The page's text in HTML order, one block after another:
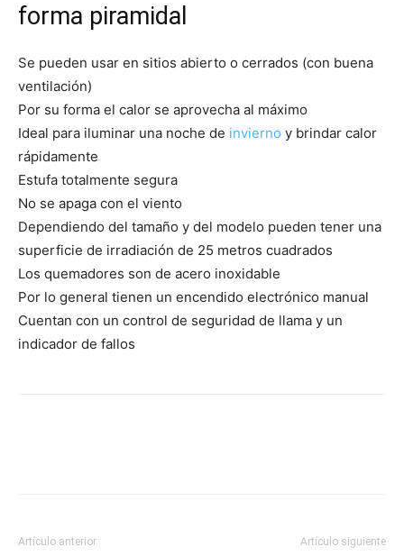
forma piramidal
Se pueden usar en sitios abierto o cerrados (con buena
ventilación)
Por su forma el calor se aprovecha al máximo
Ideal para iluminar una noche de invierno y brindar calor
rápidamente
Estufa totalmente segura
No se apaga con el viento
Dependiendo del tamaño y del modelo pueden tener una
superficie de irradiación de 25 metros cuadrados
Los quemadores son de acero inoxidable
Por lo general tienen un encendido electrónico manual
Cuentan con un control de seguridad de llama y un
indicador de fallos
Artículo anterior Artículo siguiente